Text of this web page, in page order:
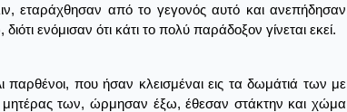
εταράχθησαν από το γεγονός αυτό και ανεπήδησαν
διότι ενόμισαν ότι κάτι το πολύ παράδοξον γίνεται εκεί.
παρθένοι, που ήσαν κλεισμέναι εις τα δωμάτιά των με
μητέρας των, ώρμησαν έξω, έθεσαν στάκτην και χώμα